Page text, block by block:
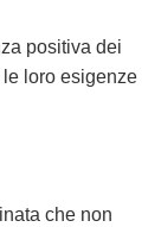
positiva dei
le loro esigenze
che non